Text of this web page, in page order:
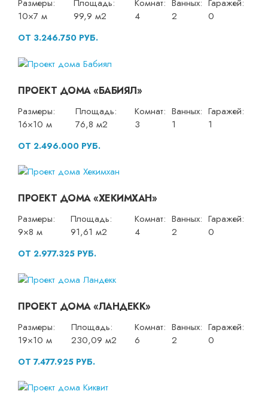
Размеры:
10×7 м
Площадь:
99,9 м2
Комнат:
4
Ванных:
2
Гаражей:
0
ОТ 3.246.750 РУБ.
ПРОЕКТ ДОМА «БАБИЯЛ»
Размеры:
16×10 м
Площадь:
76,8 м2
Комнат:
3
Ванных:
1
Гаражей:
1
ОТ 2.496.000 РУБ.
ПРОЕКТ ДОМА «ХЕКИМХАН»
Размеры:
9×8 м
Площадь:
91,61 м2
Комнат:
4
Ванных:
2
Гаражей:
0
ОТ 2.977.325 РУБ.
ПРОЕКТ ДОМА «ЛАНДЕКК»
Размеры:
19×10 м
Площадь:
230,09 м2
Комнат:
6
Ванных:
2
Гаражей:
0
ОТ 7.477.925 РУБ.